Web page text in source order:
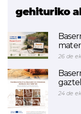
gehituriko
26 de
24 de